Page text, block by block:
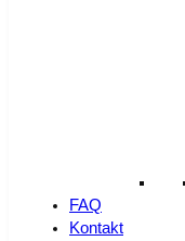
FAQ
Kontakt